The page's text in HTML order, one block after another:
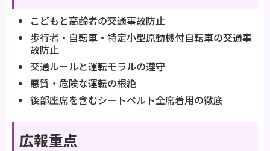
こどもと高齢者の交通事故防止
歩行者・自転車・特定小型原動機付自転車の交通事
故防止
交通ルールと運転モラルの遵守
悪質・危険な運転の根絶
後部座席を含むシートベルト全席着用の徹底
広報重点